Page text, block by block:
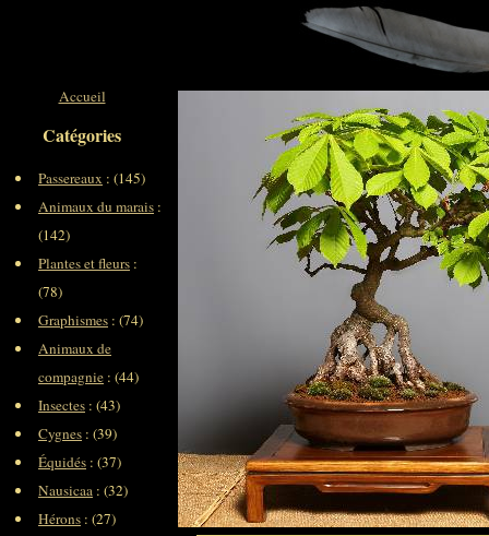
Accueil
Catégories
Passereaux : (145)
Animaux du marais :
(142)
Plantes et fleurs :
(78)
Graphismes : (74)
Animaux de
compagnie : (44)
Insectes : (43)
Cygnes : (39)
Équidés : (37)
Nausicaa : (32)
Hérons : (27)